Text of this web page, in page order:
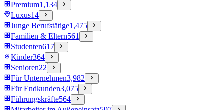
Premium1,134
Luxus14
Junge Berufstätige1,475
Familien & Eltern561
Studenten617
Kinder364
Senioren22
Für Unternehmen3,982
Für Endkunden3,075
Führungskräfte564